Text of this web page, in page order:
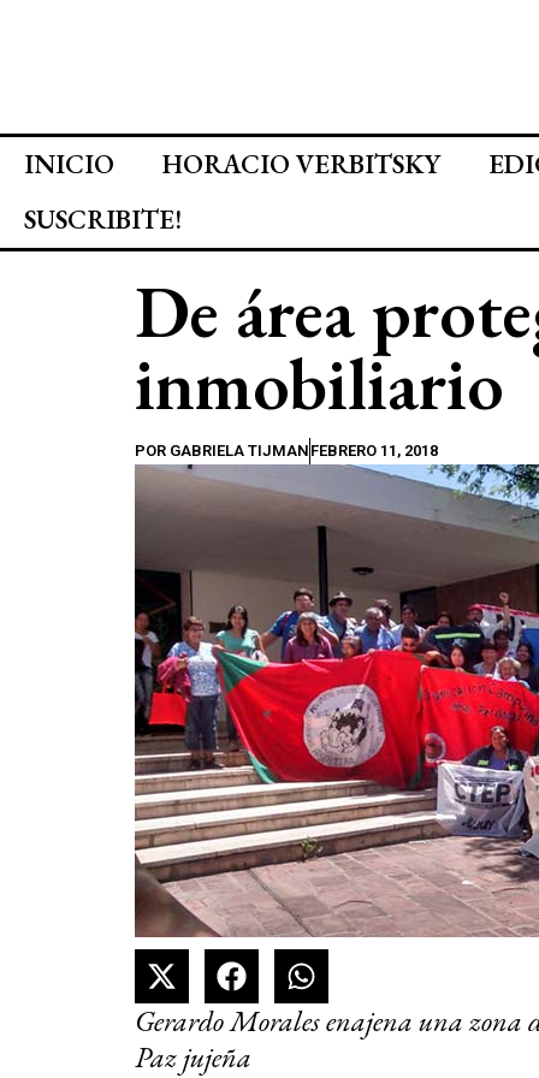
INICIO HORACIO VERBITSKY
SUSCRIBITE!
De área
inmobiliario
POR GABRIELA TIJMAN FEBRERO 11, 2018
Gerardo Morales enajena una
Paz jujeña